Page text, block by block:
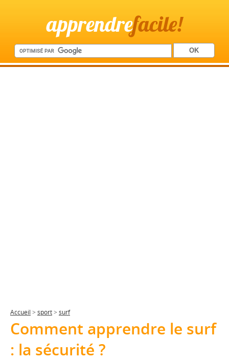
apprendrefacile!
Accueil > sport> surf
Comment apprendre le surf
: la sécurité ?